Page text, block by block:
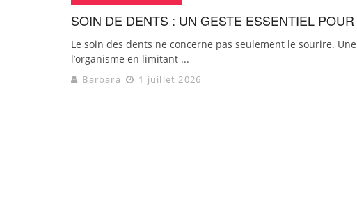
SOIN DE DENTS : UN GESTE ESSENTIEL
Le soin des dents ne concerne pas seulement le sourire.
l’organisme en limitant ...
Barbara 1 juillet 2026